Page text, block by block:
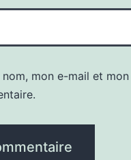
mon e-mail et